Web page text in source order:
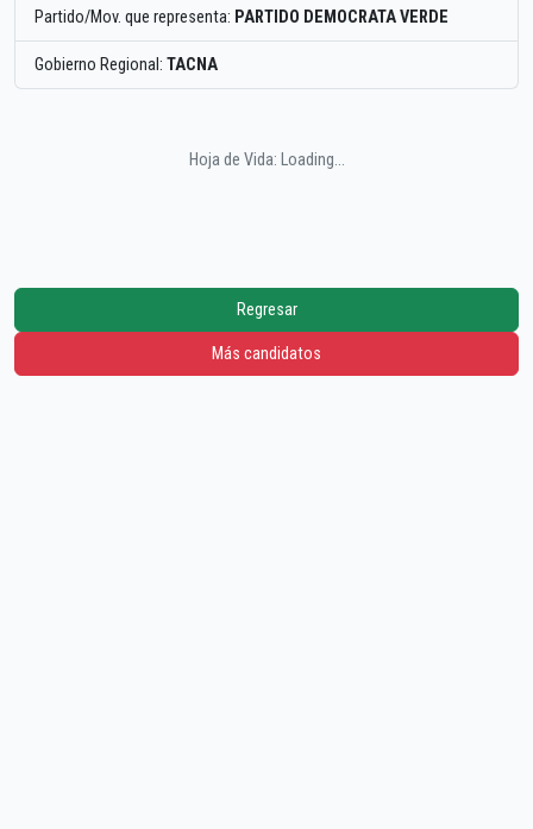
Partido/Mov. que representa: PARTIDO DEMOCRATA VERDE
Gobierno Regional: TACNA
Hoja de Vida: Loading...
Regresar
Más candidatos